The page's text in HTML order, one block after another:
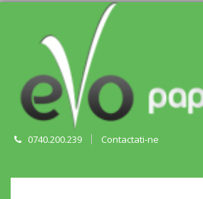
0740.200.239 Contactati-ne